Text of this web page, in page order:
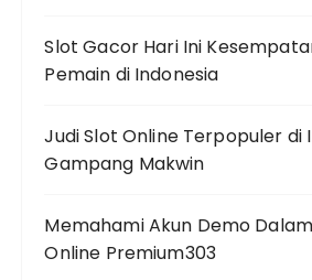
Slot Gacor Hari Ini
Pemain di Indonesia
Judi Slot Online Terpopuler di
Gampang Makwin
Memahami Akun Demo
Online Premium303